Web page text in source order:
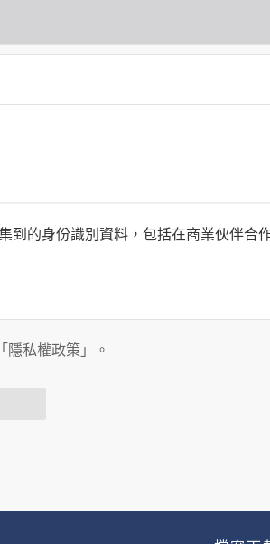
到的身份識別資料，包括在商業伙伴合
料。對於您主動提供的個人資訊，這些廣
為，在非經加密的保護下，不適用於何時
隱私權政策」。